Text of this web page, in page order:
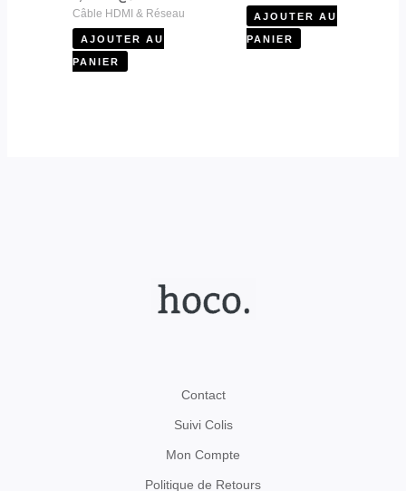
Câble HDMI & Réseau
AJOUTER AU
PANIER
AJOUTER AU
PANIER
Contact
Suivi Colis
Mon Compte
Politique de Retours